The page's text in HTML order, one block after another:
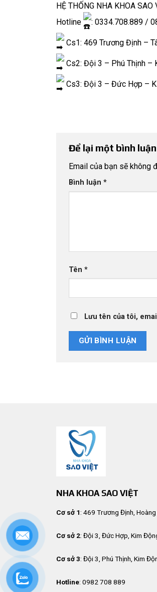
HỆ THỐNG NHA KHOA SAO
Hotline
: 0334.708.889 /
Cs1: 469 Trương Định –
Cs2: Đội 3 – Phú Thịnh –
Cs3: Đội 3 – Đức Hợp –
Để lại một bình luận
Email của bạn sẽ không
Bình luận *
Tên *
Lưu tên của tôi,
NHA KHOA SAO VIỆT
Cơ sở 1: 469 Trương Định, Hoàng
Cơ sở 2: Đội 3, Đức Hợp, Kim
Cơ sở 3: Đội 3, Phú Thịnh, Kim
Hotline: 0982 708 889